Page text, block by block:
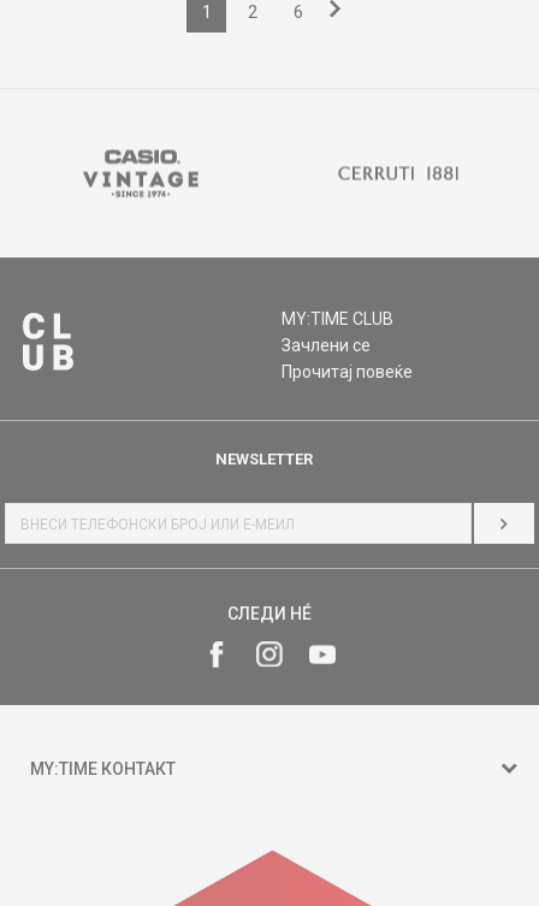
1 2 6
MY:TIME CLUB
Зачлени се
Прочитај повеќе
NEWSLETTER
СЛЕДИ НÉ
MY:TIME КОНТАКТ
ул. Гоце Николовски бр.74 Скопје